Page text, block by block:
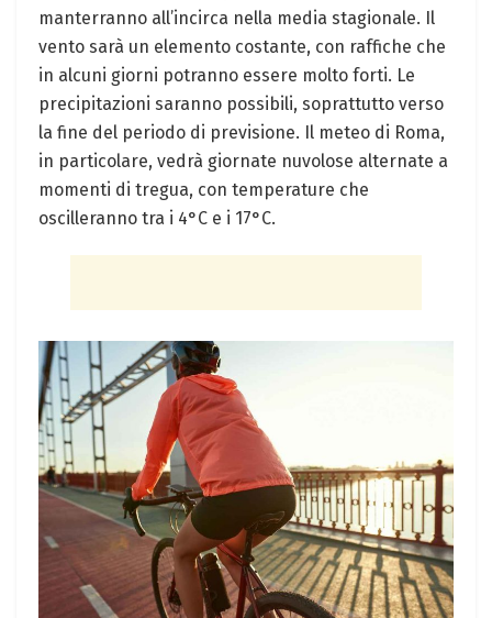
manterranno all’incirca nella media stagionale. Il
vento sarà un elemento costante, con raffiche che
in alcuni giorni potranno essere molto forti. Le
precipitazioni saranno possibili, soprattutto verso
la fine del periodo di previsione. Il meteo di Roma,
in particolare, vedrà giornate nuvolose alternate a
momenti di tregua, con temperature che
oscilleranno tra i 4°C e i 17°C.